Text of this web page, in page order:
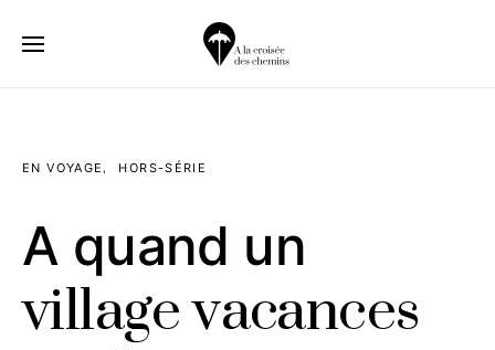
EN VOYAGE HORS-SÉRIE
A quand un
village vacances